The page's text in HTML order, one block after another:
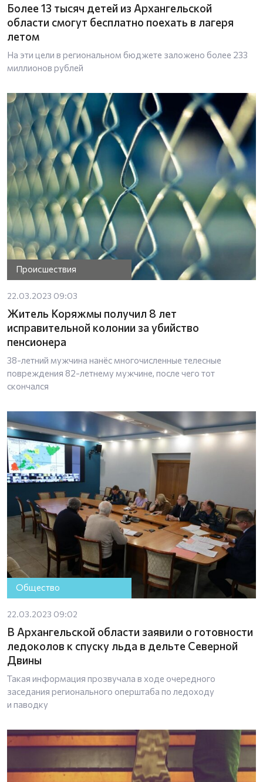
Более 13 тысяч детей из Архангельской
области смогут бесплатно поехать в лагеря
летом
На эти цели в региональном бюджете заложено более 233
миллионов рублей
Происшествия
22.03.2023 09:03
Житель Коряжмы получил 8 лет
исправительной колонии за убийство
пенсионера
38-летний мужчина нанёс многочисленные телесные
повреждения 82-летнему мужчине, после чего тот
скончался
Общество
22.03.2023 09:02
В Архангельской области заявили о готовности
ледоколов к спуску льда в дельте Северной
Двины
Такая информация прозвучала в ходе очередного
заседания регионального оперштаба по ледоходу
и паводку